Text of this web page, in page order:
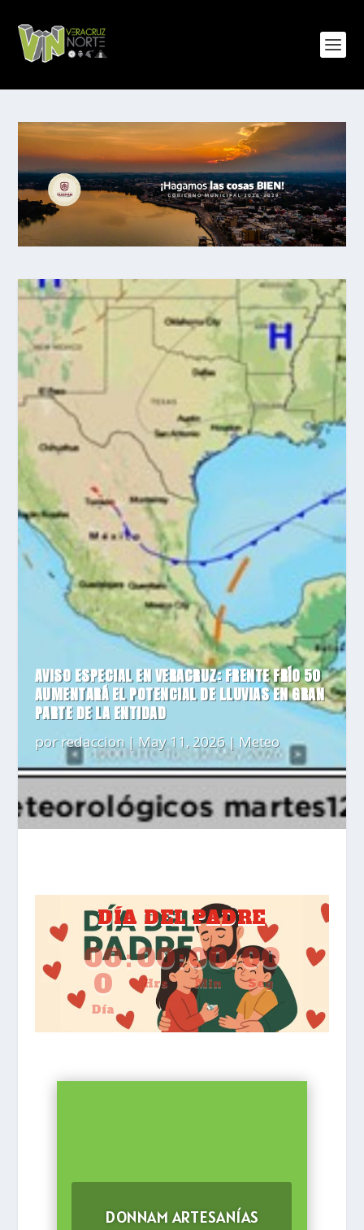
AVISO ESPECIAL EN VERACRUZ: FRENTE FRÍO 50
AUMENTARÁ EL POTENCIAL DE LLUVIAS EN GRAN
PARTE DE LA ENTIDAD
porredaccion| May 11, 2026| Meteo
DÍA DEL PADRE
00
0
Día
:00
Hrs
:00
Min
:00
Seg
DONNAM ARTESANÍAS